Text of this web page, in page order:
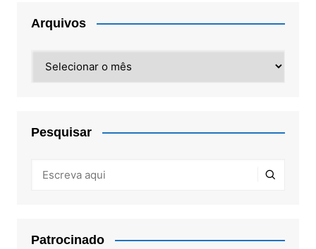
Arquivos
Pesquisar
Patrocinado